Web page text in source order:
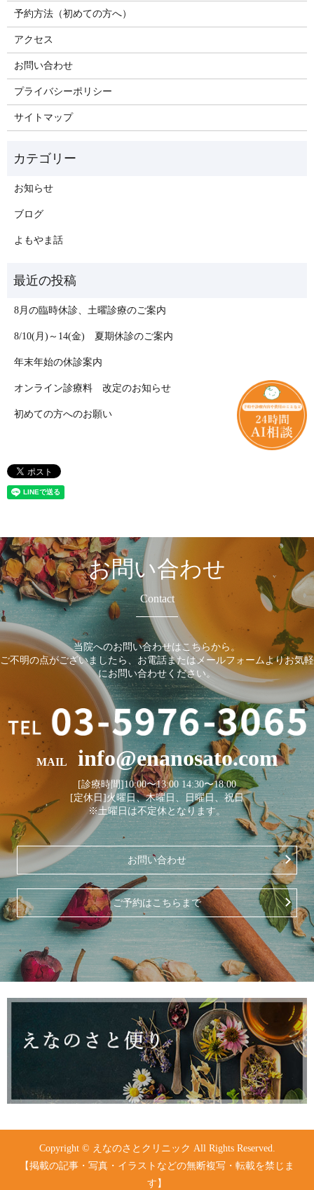
予約方法（初めての方へ）
アクセス
お問い合わせ
プライバシーポリシー
サイトマップ
お知らせ
ブログ
よもやま話
8月の臨時休診、土曜診療のご案内
8/10(月)～14(金) 夏期休診のご案内
年末年始の休診案内
オンライン診療料 改定のお知らせ
初めての方へのお願い
お問い合わせ
Contact
当院へのお問い合わせはこちらから。
ご不明の点がございましたら、お電話またはメールフォームよりお気軽
にお問い合わせください。
MAIL info@enanosato.com
[診療時間]10:00〜13:00 14:30〜18:00
[定休日]火曜日、木曜日、日曜日、祝日
※土曜日は不定休となります。
お問い合わせ
ご予約はこちらまで
Copyright © えなのさとクリニック All Rights Reserved.
【掲載の記事・写真・イラストなどの無断複写・転載を禁じま
す】